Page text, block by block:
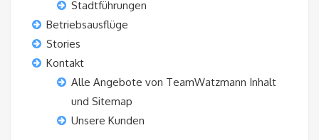
Stadtführungen
Betriebsausflüge
Stories
Kontakt
Alle Angebote von TeamWatzmann Inhalt
und Sitemap
Unsere Kunden